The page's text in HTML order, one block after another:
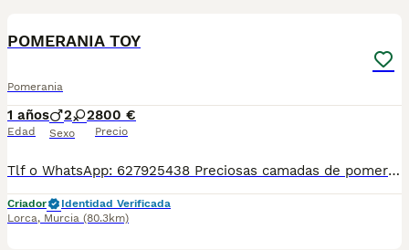
POMERANIA TOY
Pomerania
1 años
Edad
2 2
Sexo
800 €
Precio
Tlf o WhatsApp: 627925438 Preciosas camadas de pomerania, se entregan con minimo de dos meses y medio de edad y sus vacunas correspondientes, desparasitados interna y externamente, pasaporte y microchip, contrato de compra y garantia de salud. preferiblemente recogida en mano pero también podemos entregar en toda España mediante transporte de alta calidad preparado para animales y con chofer particular con posibilidad de pago contra reembolso Llámanos o háblanos por whats app.
Criador
Identidad Verificada
Lorca, Murcia (80.3km)